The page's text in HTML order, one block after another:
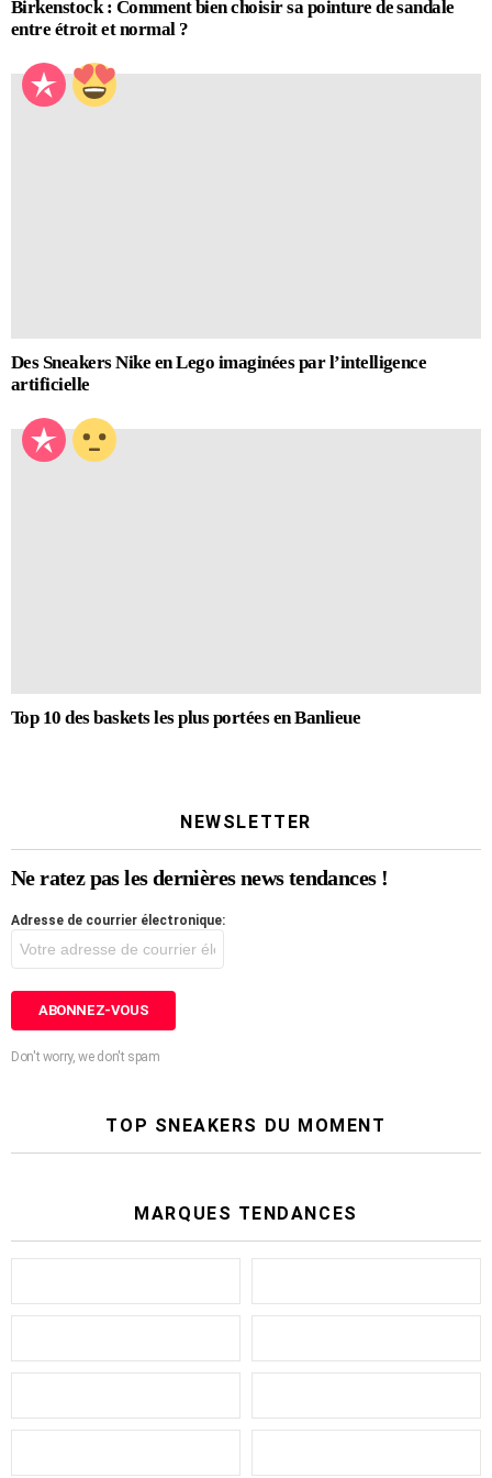
Birkenstock : Comment bien choisir sa pointure de sandale
entre étroit et normal ?
Des Sneakers Nike en Lego imaginées par l’intelligence
artificielle
Top 10 des baskets les plus portées en Banlieue
NEWSLETTER
Ne ratez pas les dernières news tendances !
Adresse de courrier électronique:
Don't worry, we don't spam
TOP SNEAKERS DU MOMENT
MARQUES TENDANCES